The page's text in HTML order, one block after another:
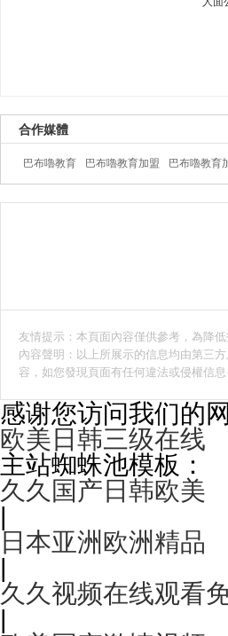
合作媒體
巴布嚕教育 巴布嚕教育加盟 巴布嚕教育
友情提示：本頁面內容僅供參考，為降
內容聲明：以上所展示的信息均由第三
容，如您發現頁面有任何違法或侵權信
感谢您访问我们的
欧美日韩三级在线
主站蜘蛛池模板：
久久国产日韩欧美
|
日本亚洲欧洲精品
|
久久视频在线观看
|